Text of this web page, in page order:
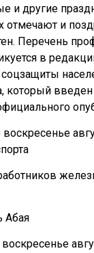
и другие
отмечают и
Перечень
в
соцзащиты
который
воскресенье
Абая
воскресенье